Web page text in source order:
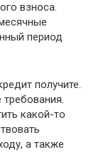
взноса.
период
получите.
какой-то
а также